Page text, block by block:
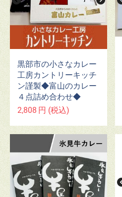
黒部市の小さなカレー
工房カントリーキッチ
ン謹製◆富山のカレー
４点詰め合わせ◆
2,808 円 (税込)